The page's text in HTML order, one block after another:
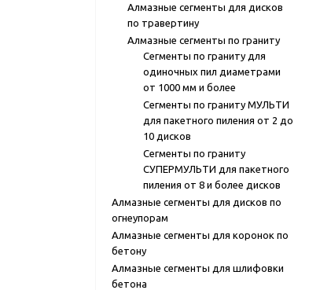
Алмазные сегменты для дисков
по травертину
Алмазные сегменты по граниту
Сегменты по граниту для
одиночных пил диаметрами
от 1000 мм и более
Сегменты по граниту МУЛЬТИ
для пакетного пиления от 2 до
10 дисков
Сегменты по граниту
СУПЕРМУЛЬТИ для пакетного
пиления от 8 и более дисков
Алмазные сегменты для дисков по
огнеупорам
Алмазные сегменты для коронок по
бетону
Алмазные сегменты для шлифовки
бетона